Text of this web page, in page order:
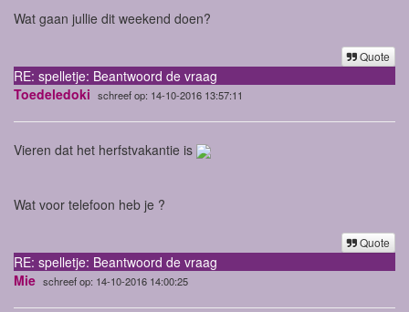
Wat gaan jullie dit weekend doen?
Quote
RE: spelletje: Beantwoord de vraag
Toedeledoki schreef op: 14-10-2016 13:57:11
Vieren dat het herfstvakantie is
Wat voor telefoon heb je ?
Quote
RE: spelletje: Beantwoord de vraag
Mie schreef op: 14-10-2016 14:00:25